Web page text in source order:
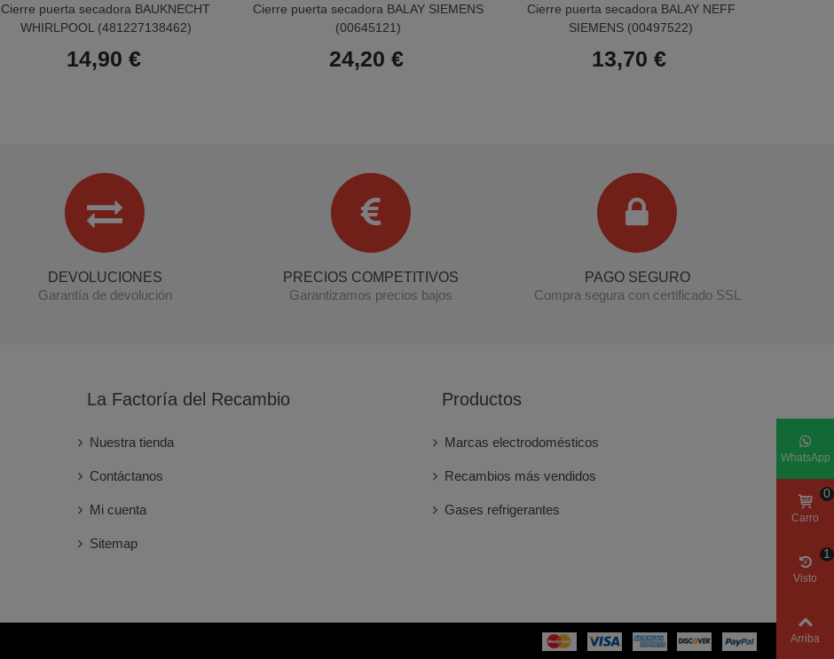
Cierre puerta secadora BAUKNECHT
WHIRLPOOL (481227138462)
14,90 €
Cierre puerta secadora BALAY SIEMENS
(00645121)
24,20 €
Cierre puerta secadora BALAY NEFF
SIEMENS (00497522)
13,70 €
DEVOLUCIONES
Garantía de devolución
PRECIOS COMPETITIVOS
Garantizamos precios bajos
PAGO SEGURO
Compra segura con certificado SSL
La Factoría del Recambio
Nuestra tienda
Contáctanos
Mi cuenta
Sitemap
Productos
Marcas electrodomésticos
Recambios más vendidos
Gases refrigerantes
WhatsApp
Carro
0
Visto
1
Arriba
Terminal de consulta
○ Motor activo -
Cierre puerta secadora SIEMENS